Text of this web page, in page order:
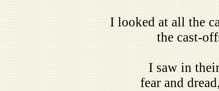
I looked at all the
the cast-
I saw in
fear and